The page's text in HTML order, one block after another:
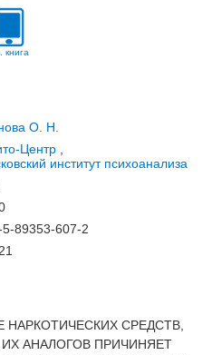
книга
О. Н.
Центр,
институт психоанализа
89353-607-2
НАРКОТИЧЕСКИХ СРЕДСТВ,
АНАЛОГОВ ПРИЧИНЯЕТ